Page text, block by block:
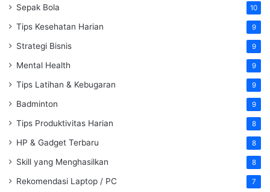
Sepak Bola 10
Tips Kesehatan Harian 9
Strategi Bisnis 9
Mental Health 9
Tips Latihan & Kebugaran 9
Badminton 9
Tips Produktivitas Harian 8
HP & Gadget Terbaru 8
Skill yang Menghasilkan 8
Rekomendasi Laptop / PC 7